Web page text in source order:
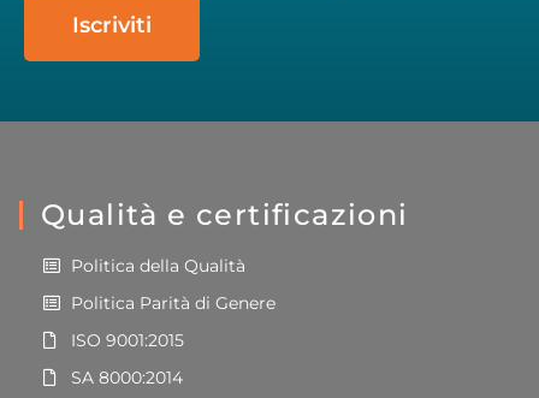
Iscriviti
Qualità e certificazioni
Politica della Qualità
Politica Parità di Genere
ISO 9001:2015
SA 8000:2014